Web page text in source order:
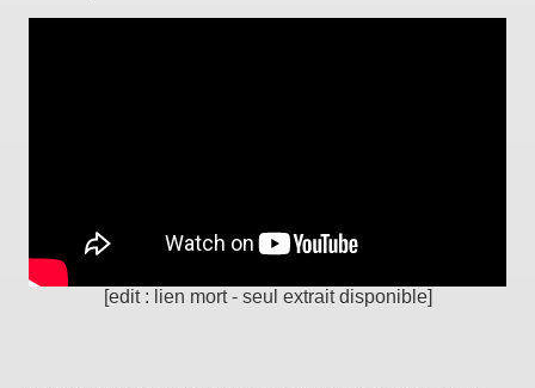
[edit : lien mort - seul extrait disponible]